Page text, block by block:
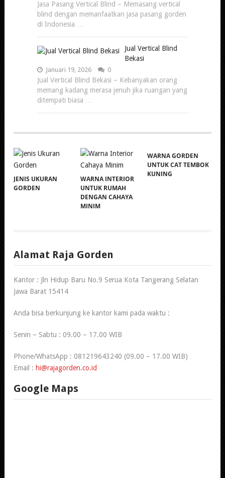
Jasa Pasang Vertical Blind – Memasang vertical
blind dengan memanfaatkan jasa pasang gorden
di Indonesia …
Jual Vertical Blind
Bekasi
Januari 19, 2026 0
Jual Vertical Blind Bekasi – Kebanyakan orang
memang kadang merasa jenuh jika ruangan yang
ditempati biasa …
JENIS UKURAN
GORDEN
WARNA INTERIOR
UNTUK RUMAH
DENGAN CAHAYA
MINIM
WARNA GORDEN
UNTUK CAT TEMBOK
KUNING
Alamat Raja Gorden
Kantor : Jln Hidup Baru No.9 Serua Kota Tangerang Selatan
Jawa Barat 15414
Anda bisa berkunjung ke kantor kami pada waktu :
Senin – Sabtu : 09.00 – 17.00 WIB
Phone/WhatsApp : 081219643240 (09.00 – 17.00 WIB)
Email : hi@rajagorden.co.id
Google Maps